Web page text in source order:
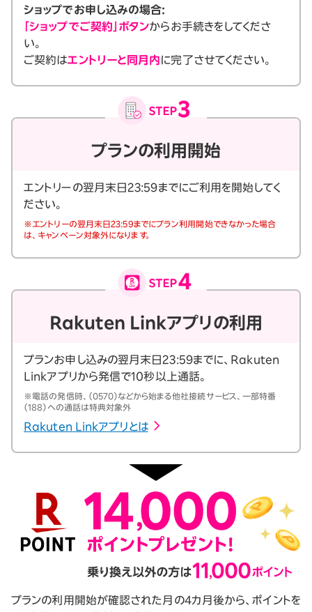
ショップでお申し込みの場合:
「ショップでご契約」ボタンからお手続きをしてくださ
い。
ご契約はエントリーと同月内に完了させてください。
プランの利用開始
エントリーの翌月末日23:59までにご利用を開始してく
ださい。
※エントリーの翌月末日23:59までにプラン利用開始できなかった場合
は、キャンペーン対象外になります。
Rakuten Linkアプリの利用
プランお申し込みの翌月末日23:59までに、Rakuten
Linkアプリから発信で10秒以上通話。
※電話の発信時、（0570）などから始まる他社接続サービス、一部特番
（188）への通話は特典対象外
Rakuten Linkアプリとは
プランの利用開始が確認された月の4カ月後から、ポイントを